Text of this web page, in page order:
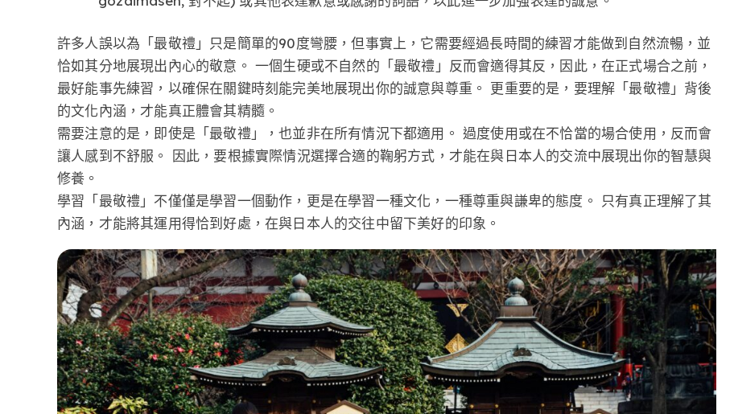
許多人誤以為「最敬禮」只是簡單的90度彎腰，但事實上，它需要經過長時間的練習才能做到自然流暢，並
恰如其分地展現出內心的敬意。 一個生硬或不自然的「最敬禮」反而會適得其反，因此，在正式場合之前，
最好能事先練習，以確保在關鍵時刻能完美地展現出你的誠意與尊重。 更重要的是，要理解「最敬禮」背後
的文化內涵，才能真正體會其精髓。
需要注意的是，即使是「最敬禮」，也並非在所有情況下都適用。 過度使用或在不恰當的場合使用，反而會
讓人感到不舒服。 因此，要根據實際情況選擇合適的鞠躬方式，才能在與日本人的交流中展現出你的智慧與
修養。
學習「最敬禮」不僅僅是學習一個動作，更是在學習一種文化，一種尊重與謙卑的態度。 只有真正理解了其
內涵，才能將其運用得恰到好處，在與日本人的交往中留下美好的印象。